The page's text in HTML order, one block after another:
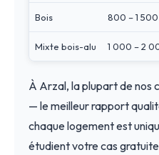
Bois 800 – 1
Mixte bois-alu 1 000 – 2
À Arzal, la plupart de nos
— le meilleur rapport
chaque logement est
étudient votre cas